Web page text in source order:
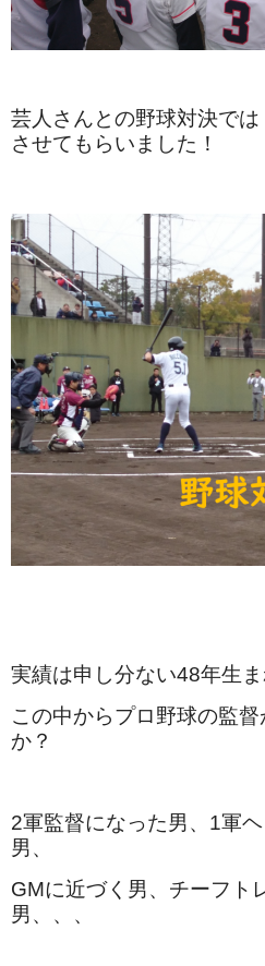
芸人さんとの野球対決で
させてもらいました！
実績は申し分ない48年生
この中からプロ野球の監
か？
2軍監督になった男、1軍
男、
GMに近づく男、チーフト
男、、、